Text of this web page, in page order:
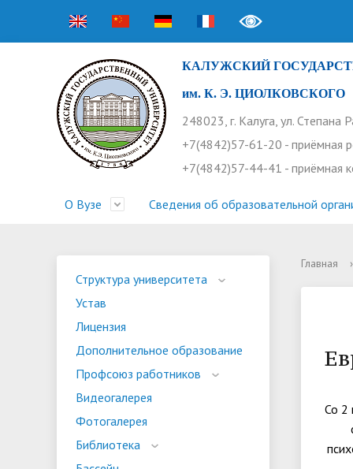
КАЛУЖСКИЙ
им. К. Э. ЦИОЛКОВСКОГО
248023, г. Калуга, ул. Степана
+7(4842)57-61-20 - приёмная
+7(4842)57-44-41 - приёмная
О Вузе
Устав
Профсоюз работников
Бассейн
Военный учебный центр
по
Сведения об образовательной
Прием 2026. Ординатура
Особая квота
Оплата
Профком студентов
Объединенный совет обучающихся
Конференции
Научные труды КГУ
Часто
Структура университета
Устав
Лицензия
Дополнительное образование
Профсоюз работников
Видеогалерея
Фотогалерея
Библиотека
Главная ›
Со 2